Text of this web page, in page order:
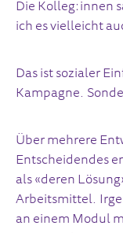
Die Kolleg:innen
ich es vielleicht
Das ist sozialer
Kampagne.
Über mehrere
Entscheidendes
als «deren
Arbeitsmittel.
an einem Modul